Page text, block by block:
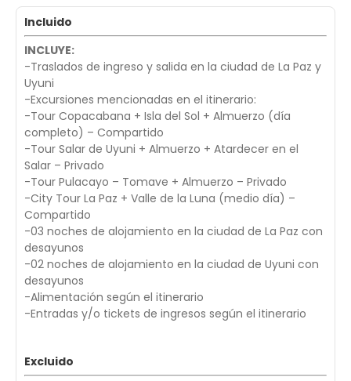
Incluido
INCLUYE:
-Traslados de ingreso y salida en la ciudad de La Paz y
Uyuni
-Excursiones mencionadas en el itinerario:
-Tour Copacabana + Isla del Sol + Almuerzo (día
completo) – Compartido
-Tour Salar de Uyuni + Almuerzo + Atardecer en el
Salar – Privado
-Tour Pulacayo – Tomave + Almuerzo – Privado
-City Tour La Paz + Valle de la Luna (medio día) –
Compartido
-03 noches de alojamiento en la ciudad de La Paz con
desayunos
-02 noches de alojamiento en la ciudad de Uyuni con
desayunos
-Alimentación según el itinerario
-Entradas y/o tickets de ingresos según el itinerario
Excluido